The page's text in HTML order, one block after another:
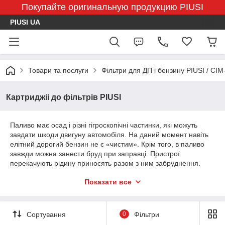
Покупайте оригинальную продукцию PIUSI
PIUSI UA
Товари та послуги Фільтри для ДП і бензину PIUSI /
Картриджіі до фільтрів PIUSI
Паливо має осад і різні гігроскопічні частинки, які можуть
завдати шкоди двигуну автомобіля. На даний момент навіть
елітний дорогий бензин не є «чистим». Крім того, в паливо
завжди можна занести бруд при заправці. Пристрої
перекачують рідину приносять разом з ним забруднення.
звернути увагу на фільтри для дизельного палива, масла і
будуть комплектуючі для фільтрів PIUSI - картридж для
фільтра водоотделяющей CLEAR CAPTOR, адаптер до
фільтру для палива, комплектуючі для міні АЗС. Компанія
Показати все
Сортування 0 Фільтри